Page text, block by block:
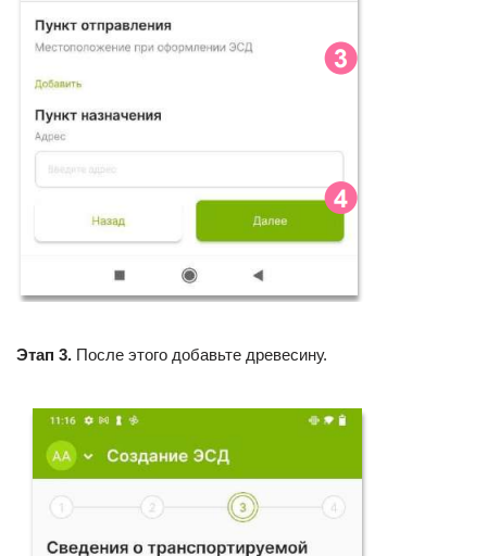
Этап 3. После этого добавьте древесину.